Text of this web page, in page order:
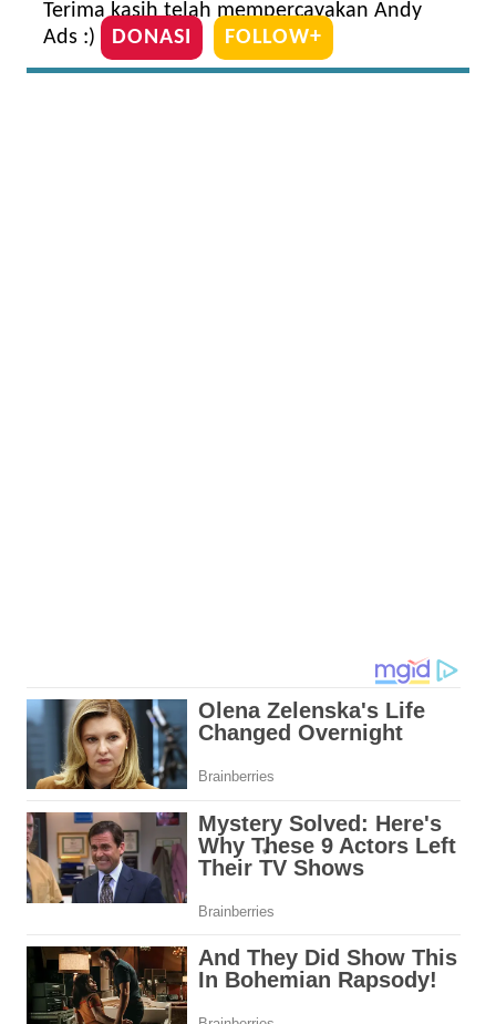
Terima kasih telah mempercayakan Andy
Ads :)
DONASI FOLLOW+